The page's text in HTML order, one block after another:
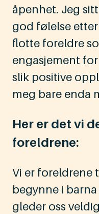
åpenhet. Jeg
god følelse
flotte foreldre
engasjement
slik positive
meg bare enda
Her er det vi
foreldrene:
Vi er foreldrene
begynne i barna
gleder oss